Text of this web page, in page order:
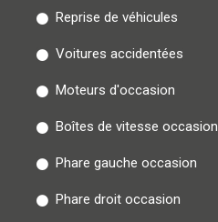
Reprise de véhicules
Voitures accidentées
Moteurs d'occasion
Boîtes de vitesse occasion
Phare gauche occasion
Phare droit occasion